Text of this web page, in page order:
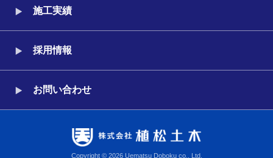
施工実績
採用情報
お問い合わせ
Copyright © 2026 Uematsu Doboku co., Ltd.